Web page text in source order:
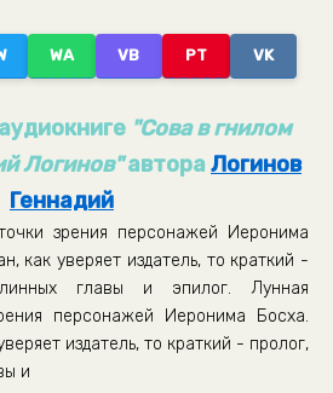
WA VB PT VK
"Сова в гнилом
Логинов"автора Логинов
Геннадий
зрения персонажей Иеронима
как уверяет издатель, то краткий -
главы и эпилог. Лунная
персонажей Иеронима Босха.
издатель, то краткий - пролог,
и